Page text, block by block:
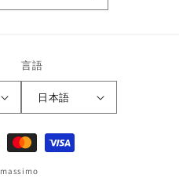
言語
日本語
massimo